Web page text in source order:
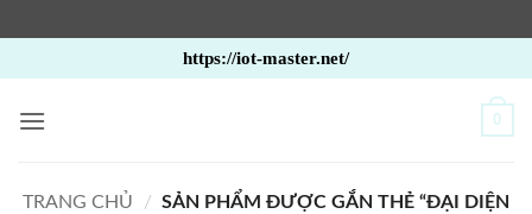
qua
nội
https://iot-master.net/
0
TRANG CHỦ / SẢN PHẨM ĐƯỢC GẮN THẺ “ĐẠI DIỆN